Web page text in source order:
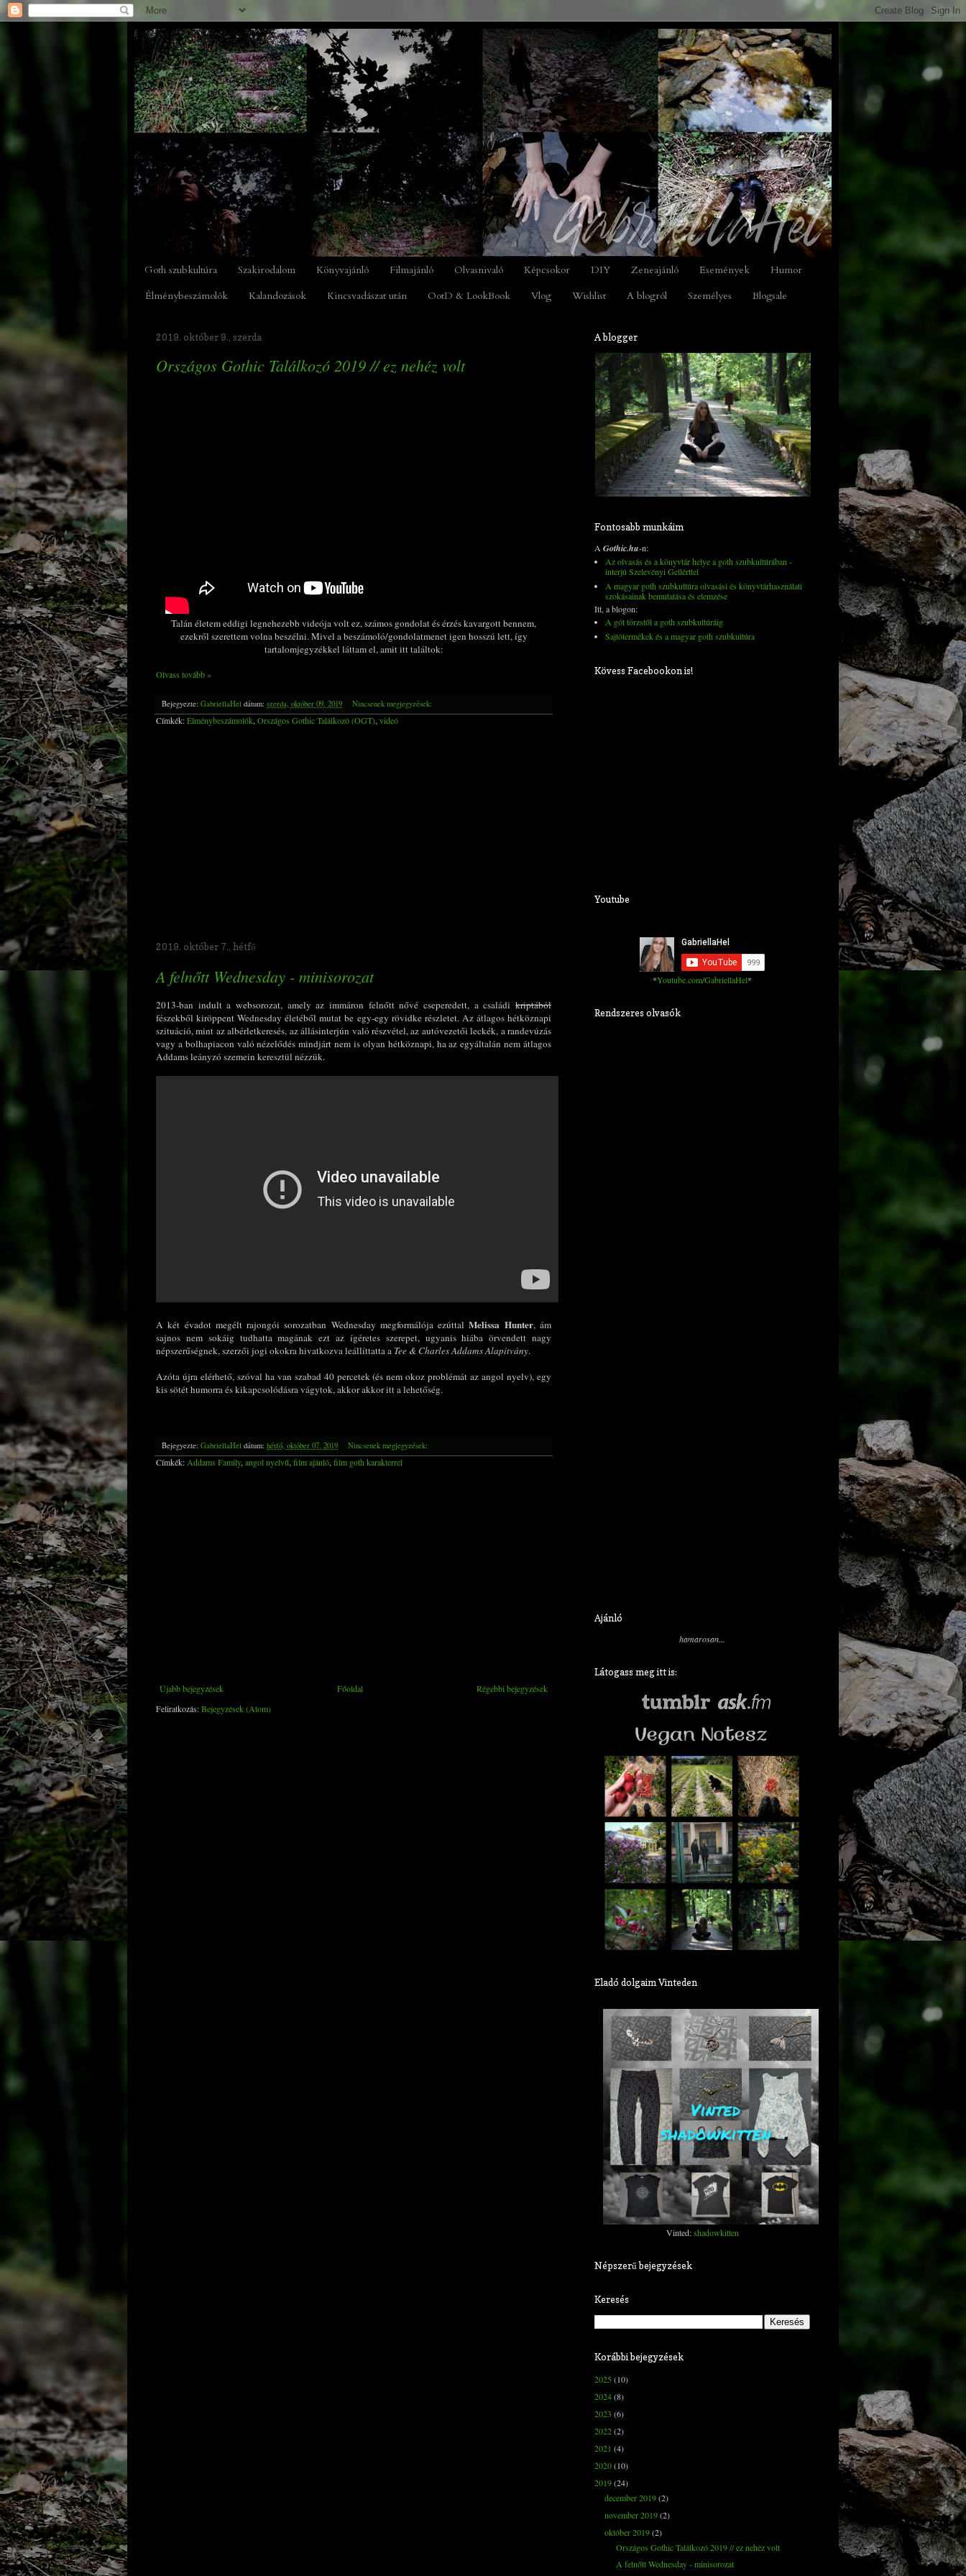
Goth szubkultúra Szakirodalom Könyvajánló Filmajánló Olvasnivaló Képcsokor DIY Zeneajánló Események
Humor
Élménybeszámolók
Kalandozások Kincsvadászat után OotD & LookBook Vlog Wishlist A blogról Személyes Blogsale
2019. október 9., szerda
Országos Gothic Találkozó 2019 // ez nehéz volt
Talán életem eddigi legnehezebb videója volt ez, számos gondolat és érzés kavargott bennem,
ezekről szerettem volna beszélni. Mivel a beszámoló/gondolatmenet igen hosszú lett, így
tartalomjegyzékkel láttam el, amit itt találtok:
Olvass tovább »
Bejegyezte: GabriellaHel dátum: szerda, október 09, 2019 Nincsenek megjegyzések:
Címkék:Élménybeszámolók,Országos Gothic Találkozó (OGT),videó
2019. október 7., hétfő
A felnőtt Wednesday - minisorozat
2013-ban indult a websorozat, amely az immáron felnőtt nővé cseperedett, a családi kriptából
fészekből kiröppent Wednesday életéből mutat be egy-egy rövidke részletet. Az átlagos hétköznapi
szituáció, mint az albérletkeresés, az állásinterjún való részvétel, az autóvezetői leckék, a randevúzás
vagy a bolhapiacon való nézelődés mindjárt nem is olyan hétköznapi, ha az egyáltalán nem átlagos
Addams leányzó szemein keresztül nézzük.
A két évadot megélt rajongói sorozatban Wednesday megformálója ezúttalMelissa Hunter, ám
sajnos nem sokáig tudhatta magának ezt az ígéretes szerepet, ugyanis hiába örvendett nagy
népszerűségnek, szerzői jogi okokra hivatkozva leállíttatta a Tee & Charles Addams Alapítvány.
Azóta újra elérhető, szóval ha van szabad 40 percetek (és nem okoz problémát az angol nyelv), egy
kis sötét humorra és kikapcsolódásra vágytok, akkor akkor itt a lehetőség.
Bejegyezte: GabriellaHel dátum: hétfő, október 07, 2019 Nincsenek megjegyzések:
Címkék: Addams Family, angol nyelvű, film ajánló, film goth karakterrel
Újabb bejegyzések Régebbi bejegyzések
Főoldal
Feliratkozás:Bejegyzések (Atom)
A blogger
Fontosabb munkáim
A Gothic.hu-n:
Az olvasás és a könyvtár helye a goth szubkultúrában -
interjú Szelevényi Gellérttel
A magyar goth szubkultúra olvasási és könyvtárhasználati
szokásainak bemutatása és elemzése
Itt, a blogon:
A gót törzstől a goth szubkultúráig
Sajtótermékek és a magyar goth szubkultúra
Kövess Facebookon is!
Youtube
*Youtube.com/GabriellaHel*
Rendszeres olvasók
Ajánló
hamarosan...
Látogass meg itt is:
Eladó dolgaim Vinteden
Vinted:shadowkitten
Népszerű bejegyzések
Keresés
Korábbi bejegyzések
2025 (10)
2024(8)
2023 (6)
2022(2)
2021 (4)
2020(10)
2019(24)
december 2019 (2)
november 2019 (2)
október 2019 (2)
Országos Gothic Találkozó 2019 // ez nehéz volt
A felnőtt Wednesday - minisorozat